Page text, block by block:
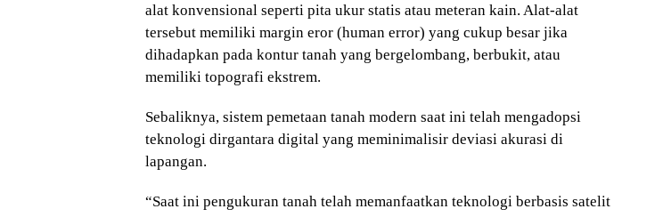
alat konvensional seperti pita ukur statis atau meteran kain. Alat-alat
tersebut memiliki margin eror (human error) yang cukup besar jika
dihadapkan pada kontur tanah yang bergelombang, berbukit, atau
memiliki topografi ekstrem.
Sebaliknya, sistem pemetaan tanah modern saat ini telah mengadopsi
teknologi dirgantara digital yang meminimalisir deviasi akurasi di
lapangan.
“Saat ini pengukuran tanah telah memanfaatkan teknologi berbasis satelit